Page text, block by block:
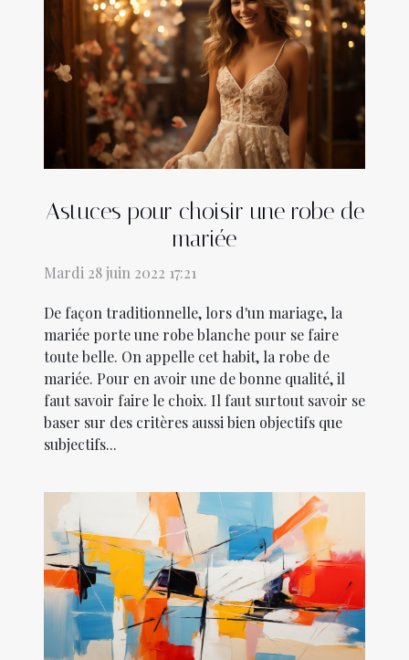
Astuces pour choisir une robe de
mariée
Mardi 28 juin 2022 17:21
De façon traditionnelle, lors d'un mariage, la
mariée porte une robe blanche pour se faire
toute belle. On appelle cet habit, la robe de
mariée. Pour en avoir une de bonne qualité, il
faut savoir faire le choix. Il faut surtout savoir se
baser sur des critères aussi bien objectifs que
subjectifs...